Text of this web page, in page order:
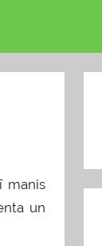
manis
un